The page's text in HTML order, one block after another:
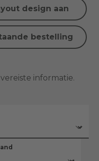
design aan
bestelling
informatie.